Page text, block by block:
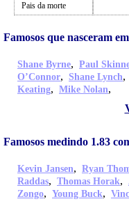
Pais da morte
Famosos que nasceram
Shane Byrne, Paul
O’Connor, Shane Lynch,
Keating, Mike Nolan,
Famosos medindo 1.83
Kevin Jansen, Ryan
Raddas, Thomas Horak,
Zongo, Young Buck,